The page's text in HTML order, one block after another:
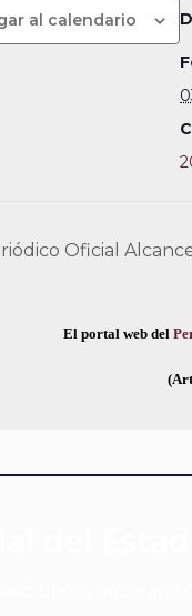
al calendario
Oficial
El portal web del